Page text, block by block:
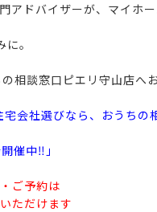
ドバイザーが、マイホ
。
相談窓口ピエリ守山店へ
会社選びなら、おうちの
催中‼」
ご予約は
ただけます